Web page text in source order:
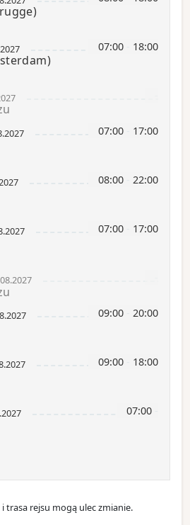
07:00 18:00
07:00 17:00
08:00 22:00
07:00 17:00
09:00 20:00
09:00 18:00
07:00
trasa rejsu mogą ulec zmianie.